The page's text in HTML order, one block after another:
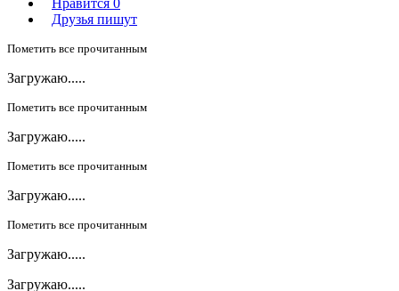
Друзья пишут
Пометить все прочитанным
Загружаю.....
Пометить все прочитанным
Загружаю.....
Пометить все прочитанным
Загружаю.....
Пометить все прочитанным
Загружаю.....
Загружаю.....